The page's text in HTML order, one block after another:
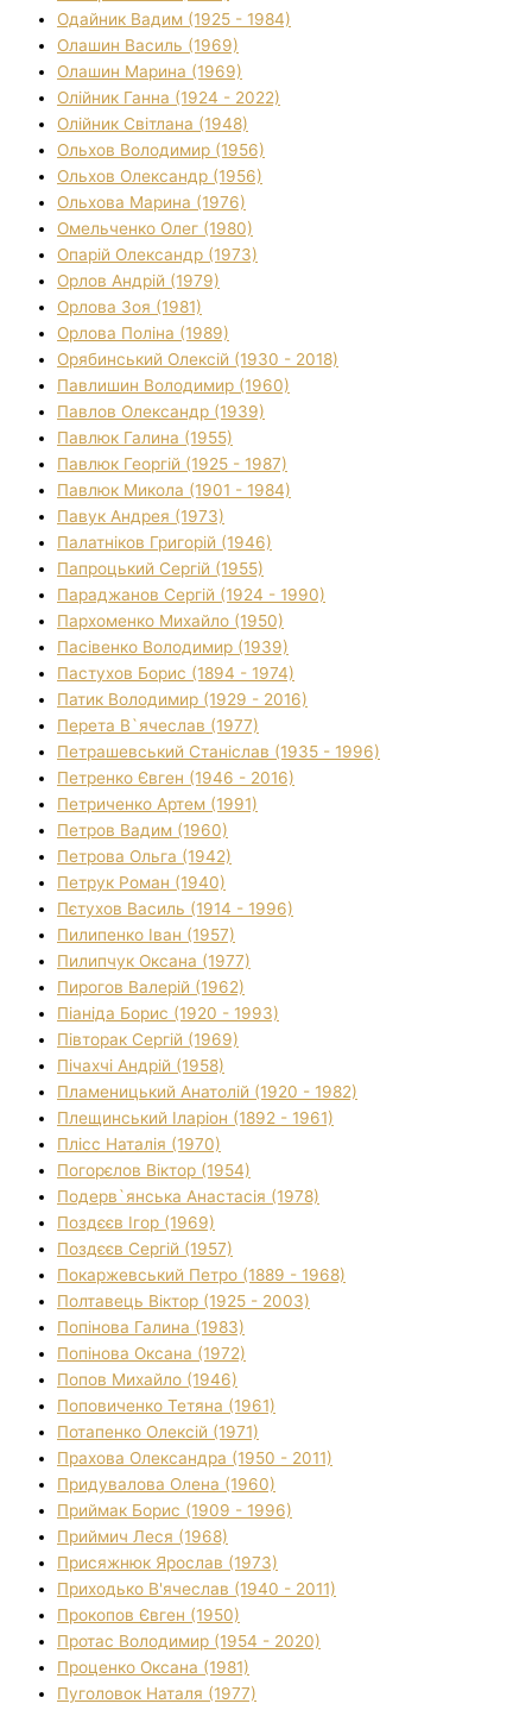
Одайник Вадим (1925 - 1984)
Олашин Василь (1969)
Олашин Марина (1969)
Олійник Ганна (1924 - 2022)
Олійник Світлана (1948)
Ольхов Володимир (1956)
Ольхов Олександр (1956)
Ольхова Марина (1976)
Омельченко Олег (1980)
Опарій Олександр (1973)
Орлов Андрій (1979)
Орлова Зоя (1981)
Орлова Поліна (1989)
Орябинський Олексій (1930 - 2018)
Павлишин Володимир (1960)
Павлов Олександр (1939)
Павлюк Галина (1955)
Павлюк Георгій (1925 - 1987)
Павлюк Микола (1901 - 1984)
Павук Андрея (1973)
Палатніков Григорій (1946)
Папроцький Сергій (1955)
Параджанов Сергій (1924 - 1990)
Пархоменко Михайло (1950)
Пасівенко Володимир (1939)
Пастухов Борис (1894 - 1974)
Патик Володимир (1929 - 2016)
Перета В`ячеслав (1977)
Петрашевський Станіслав (1935 - 1996)
Петренко Євген (1946 - 2016)
Петриченко Артем (1991)
Петров Вадим (1960)
Петрова Ольга (1942)
Петрук Роман (1940)
Пєтухов Василь (1914 - 1996)
Пилипенко Іван (1957)
Пилипчук Оксана (1977)
Пирогов Валерій (1962)
Піаніда Борис (1920 - 1993)
Півторак Сергій (1969)
Пічахчі Андрій (1958)
Пламеницький Анатолій (1920 - 1982)
Плещинський Іларіон (1892 - 1961)
Плісс Наталія (1970)
Погорєлов Віктор (1954)
Подерв`янська Анастасія (1978)
Поздєєв Ігор (1969)
Поздєєв Сергій (1957)
Покаржевський Петро (1889 - 1968)
Полтавець Віктор (1925 - 2003)
Попінова Галина (1983)
Попінова Оксана (1972)
Попов Михайло (1946)
Поповиченко Тетяна (1961)
Потапенко Олексій (1971)
Прахова Олександра (1950 - 2011)
Придувалова Олена (1960)
Приймак Борис (1909 - 1996)
Приймич Леся (1968)
Присяжнюк Ярослав (1973)
Приходько В'ячеслав (1940 - 2011)
Прокопов Євген (1950)
Протас Володимир (1954 - 2020)
Проценко Оксана (1981)
Пуголовок Наталя (1977)